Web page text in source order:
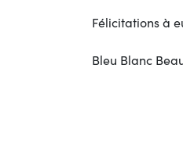
Félicitations à
Bleu Blanc